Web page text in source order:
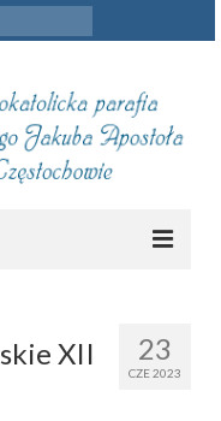
23
CZE 2023
XII